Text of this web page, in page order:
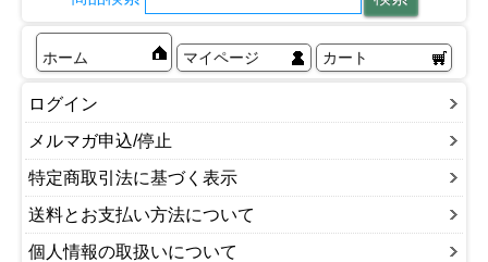
ホーム マイページ カート
ログイン
メルマガ申込/停止
特定商取引法に基づく表示
送料とお支払い方法について
個人情報の取扱いについて